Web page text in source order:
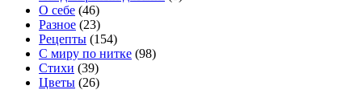
О себе (46)
Разное (23)
Рецепты (154)
С миру по нитке (98)
Стихи (39)
Цветы (26)